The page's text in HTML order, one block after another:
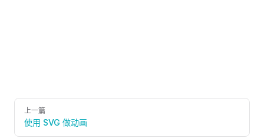
Pager
上一篇
使用 SVG 做动画